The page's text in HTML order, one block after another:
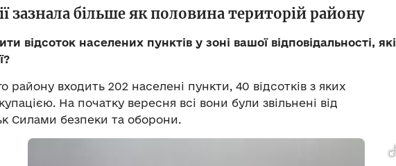
зазнала більше як половина територій району
відсоток населених пунктів у зоні вашої відповідальності, які
району входить 202 населені пункти, 40 відсотків з яких
На початку вересня всі вони були звільнені від
Силами безпеки та оборони.